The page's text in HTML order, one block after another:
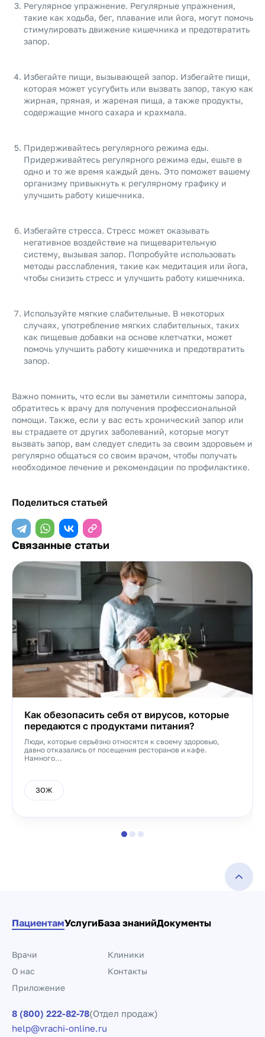
Регулярное упражнение. Регулярные упражнения,
такие как ходьба, бег, плавание или йога, могут помочь
стимулировать движение кишечника и предотвратить
запор.
Избегайте пищи, вызывающей запор. Избегайте пищи,
которая может усугубить или вызвать запор, такую как
жирная, пряная, и жареная пища, а также продукты,
содержащие много сахара и крахмала.
Придерживайтесь регулярного режима еды.
Придерживайтесь регулярного режима еды, ешьте в
одно и то же время каждый день. Это поможет вашему
организму привыкнуть к регулярному графику и
улучшить работу кишечника.
Избегайте стресса. Стресс может оказывать
негативное воздействие на пищеварительную
систему, вызывая запор. Попробуйте использовать
методы расслабления, такие как медитация или йога,
чтобы снизить стресс и улучшить работу кишечника.
Используйте мягкие слабительные. В некоторых
случаях, употребление мягких слабительных, таких
как пищевые добавки на основе клетчатки, может
помочь улучшить работу кишечника и предотвратить
запор.
Важно помнить, что если вы заметили симптомы запора,
обратитесь к врачу для получения профессиональной
помощи. Также, если у вас есть хронический запор или
вы страдаете от других заболеваний, которые могут
вызвать запор, вам следует следить за своим здоровьем и
регулярно общаться со своим врачом, чтобы получать
необходимое лечение и рекомендации по профилактике.
Поделиться статьей
Связанные статьи
Как обезопасить себя от вирусов, которые
передаются с продуктами питания?
Люди, которые серьёзно относятся к своему здоровью,
давно отказались от посещения ресторанов и кафе.
Намного...
ЗОЖ
ПациентамУслугиБаза знанийДокументы
Врачи
Клиники
О нас
Контакты
Приложение
8 (800) 222-82-78(Отдел продаж)
help@vrachi-online.ru